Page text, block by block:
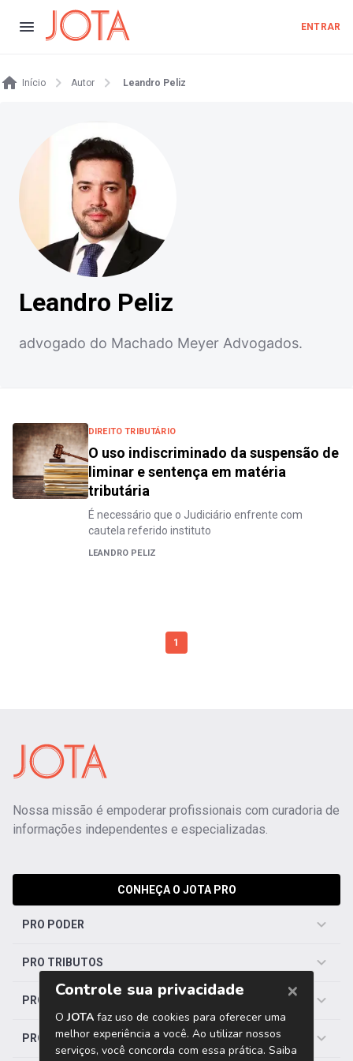
ENTRAR
Início Autor Leandro Peliz
Leandro Peliz
advogado do Machado Meyer Advogados.
DIREITO TRIBUTÁRIO
O uso indiscriminado da suspensão de
liminar e sentença em matéria
tributária
É necessário que o Judiciário enfrente com
cautela referido instituto
LEANDRO PELIZ
1
Nossa missão é empoderar profissionais com curadoria de
informações independentes e especializadas.
CONHEÇA O JOTA PRO
PRO PODER
PRO TRIBUTOS
PRO TRABALHISTA
PRO SAÚDE